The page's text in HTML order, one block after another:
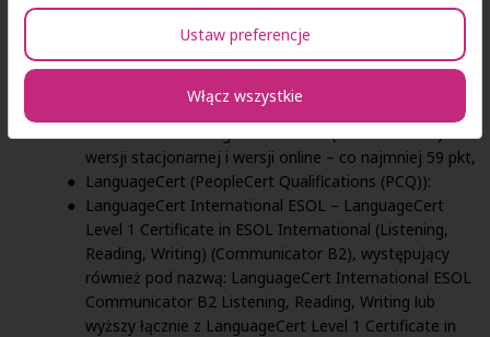
wersja papierowa i komputerowa (poprzednio
Pearson Test of English General (PTE) lub
London Tests of English)
Level 3 (Edexcel Certificate in ESOL International Level 1 –
ocena Pass, Merit, Distinction) lub wyższy,
wersji stacjonarnej i wersji online – co najmniej 59 pkt,
LanguageCert (PeopleCert Qualifications (PCQ)):
LanguageCert International ESOL – LanguageCert
Level 1 Certificate in ESOL International (Listening,
Reading, Writing) (Communicator B2), występujący
również pod nazwą: LanguageCert International ESOL
Communicator B2 Listening, Reading, Writing lub
wyższy łącznie z LanguageCert Level 1 Certificate in
Ustaw preferencje
Włącz wszystkie